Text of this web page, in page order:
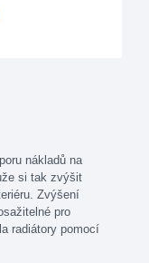
nákladů na
si tak zvýšit
Zvýšení
pro
radiátory pomocí